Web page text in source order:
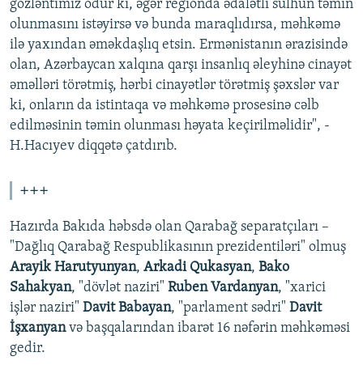
gözləntimiz odur ki, əgər regionda ədalətli sülhün təmin
olunmasını istəyirsə və bunda maraqlıdırsa, məhkəmə
ilə yaxından əməkdaşlıq etsin. Ermənistanın ərazisində
olan, Azərbaycan xalqına qarşı insanlıq əleyhinə cinayət
əməlləri törətmiş, hərbi cinayətlər törətmiş şəxslər var
ki, onların da istintaqa və məhkəmə prosesinə cəlb
edilməsinin təmin olunması həyata keçirilməlidir", -
H.Hacıyev diqqətə çatdırıb.
+++
Hazırda Bakıda həbsdə olan Qarabağ separatçıları –
"Dağlıq Qarabağ Respublikasının prezidentiləri" olmuş
Arayik Harutyunyan, Arkadi Qukasyan, Bako
Sahakyan, "dövlət naziri" Ruben Vardanyan, "xarici
işlər naziri" Davit Babayan, "parlament sədri" Davit
İşxanyanvə başqalarından ibarət 16 nəfərin məhkəməsi
gedir.